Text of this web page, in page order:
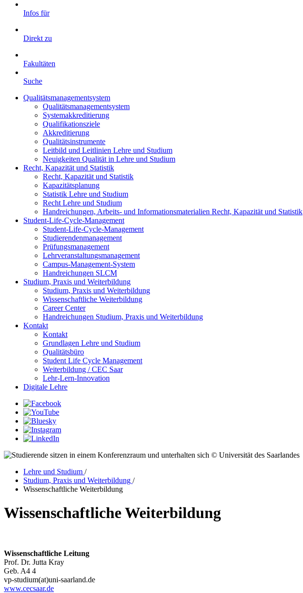
Infos für
Direkt zu
Fakultäten
Suche
Qualitätsmanagementsystem
Qualitätsmanagementsystem
Systemakkreditierung
Qualifikationsziele
Akkreditierung
Qualitätsinstrumente
Leitbild und Leitlinien Lehre und Studium
Neuigkeiten Qualität in Lehre und Studium
Recht, Kapazität und Statistik
Recht, Kapazität und Statistik
Kapazitätsplanung
Statistik Lehre und Studium
Recht Lehre und Studium
Handreichungen, Arbeits- und Informationsmaterialien Recht, Kapazität und Statistik
Student-Life-Cycle-Management
Student-Life-Cycle-Management
Studierendenmanagement
Prüfungsmanagement
Lehrveranstaltungsmanagement
Campus-Management-System
Handreichungen SLCM
Studium, Praxis und Weiterbildung
Studium, Praxis und Weiterbildung
Wissenschaftliche Weiterbildung
Career Center
Handreichungen Studium, Praxis und Weiterbildung
Kontakt
Kontakt
Grundlagen Lehre und Studium
Qualitätsbüro
Student Life Cycle Management
Weiterbildung / CEC Saar
Lehr-Lern-Innovation
Digitale Lehre
© Universität des Saarlandes
Lehre und Studium /
Studium, Praxis und Weiterbildung /
Wissenschaftliche Weiterbildung
Wissenschaftliche Weiterbildung
Wissenschaftliche Leitung
Prof. Dr. Jutta Kray
Geb. A4 4
vp-studium(at)uni-saarland.de
www.cecsaar.de